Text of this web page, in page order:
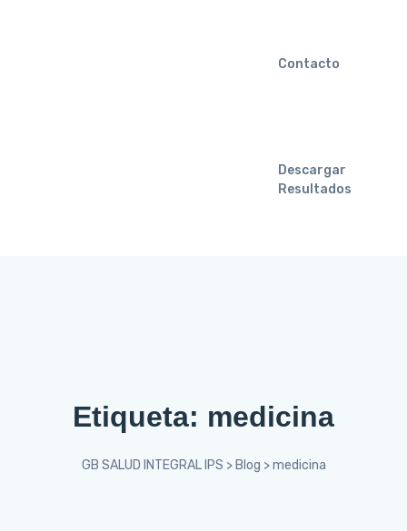
Contacto
Descargar
Resultados
Etiqueta: medicina
GB SALUD INTEGRAL IPS > Blog >medicina